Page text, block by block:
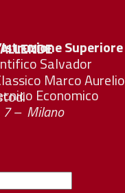
ALLENDE
Marco Aurelio
Custodi
7 – Milano